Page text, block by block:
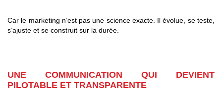
Car le marketing n’est pas une science exacte. Il évolue, se teste,
s’ajuste et se construit sur la durée.
UNE COMMUNICATION QUI DEVIENT
PILOTABLE ET TRANSPARENTE